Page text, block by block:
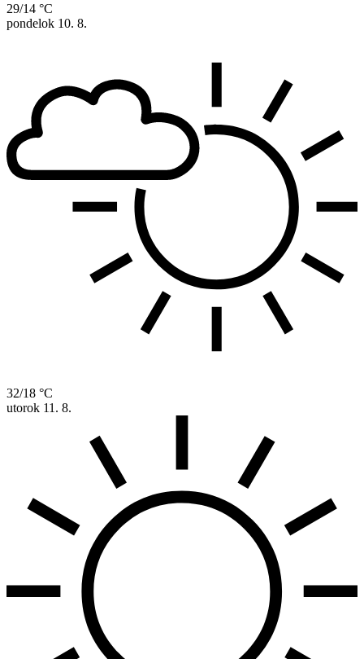
29/14 °C
pondelok 10. 8.
32/18 °C
utorok 11. 8.